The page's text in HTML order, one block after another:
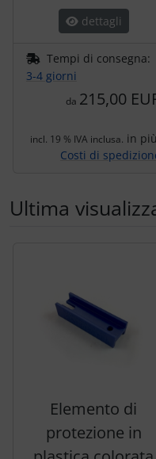
dettagli
Tempi di consegna:
3-4 giorni
da 215,00
incl. 19 % IVA inclusa. in
Costi di
Ultima
Elemento di
protezione in